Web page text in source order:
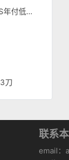
[主机商供稿]RAKsmart 激情初夏，五月特惠 VPS年付低至163元 不限流量
刀
联系
email：